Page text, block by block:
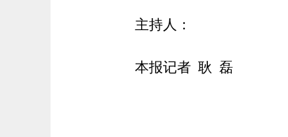
主持人：
本报记者 耿 磊